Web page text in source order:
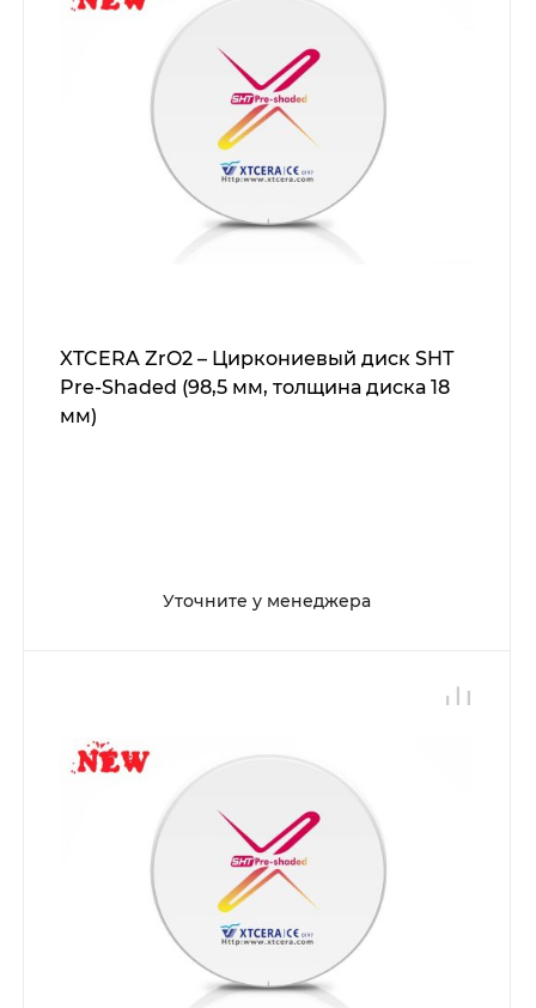
XTCERA ZrO2 – Циркониевый диск SHT
Pre-Shaded (98,5 мм, толщина диска 18
мм)
Уточните у менеджера